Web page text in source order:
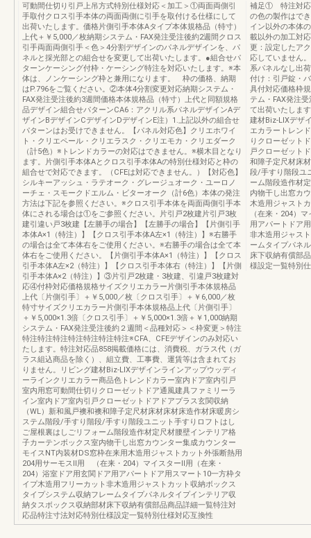
可動間仕切り引戸上吊方式特別仕様対応＜加工＞①両面両側引
手取付クロス引手本体の両面両側に引手を取付ける仕様にして
出荷いたします。価格片側引手本体Aタイプ本体規格品（特寸）
上代＋￥5,000／枚納期システム・FAX発注受注後約2週間クロス
引手両面両側引手＜色＞4分割デザインのパネルデザインを、パ
ネルと採光部との組合せを変更して出荷いたします。●組合せパ
ターンケーシング付枠・ケーシング特注を対応いたします。※本
体は、ノンケーシング枠と兼用になります。 枠の価格、納期
はP.796をご覧ください。②本体4分割変更対応納期システム・
FAX発注受注後約3週間価格本体規格品（特寸）上代と同額規格
品デザイン組合せパターンCA6：アクリル系パネルデザインAデ
ザインBデザインCデザインDデザインE注）1.上記以外の組合せ
パターンはお受けできません。【パネル対応色】クリエホワイ
ト・クリエペール・クリエラスク・クリエモカ・クリエダーク
（計5色）※トレンドカラーの対応はできません。※横木目となり
ます。片側引手本体Aとクロス引手本体Aの特別仕様対応と枠の
組合せで対応できます。（CFEは対応できません。）【対応色】
シルキーアッシュ・ラテオーク・グレージュオーク・ユーロノ
ーチェ・スモークドエルム・ビターオーク（計6色）本体の発注
方法は下記を参照ください。※クロス引手本体を両面両側引手本
体にされる場合は①をご参照ください。片引戸2枚建片引戸3枚
建引違い戸3枚建【左勝手の場合】【左勝手の場合】【片側引手
本体A×1（特注）】【クロス引手本体A左×1（特注）】※右勝手
の場合は全て本体右をご使用ください。※右勝手の場合は全て本
体右をご使用ください。【片側引手本体A×1（特注）】【クロス
引手本体A左×2（特注）】【クロス引手本体右（特注）】【片側
引手本体A×2（特注）】③片引戸2枚建・3枚建、引違戸3枚建対
応④付枠対応価格規格サイズクリエカラー片側引手本体規格品
上代〔片側引手〕＋￥5,000／枚〔クロス引手〕＋￥6,000／枚
特寸サイズクリエカラー片側引手本体規格品上代〔片側引手〕
＋￥5,000×1.3倍〔クロス引手〕＋￥5,000×1.3倍＋￥1,000納期
システム・FAX発注受注後約２週間＜品種対応＞＜枠変更＞特注
特注特注特注特注特注特注特注※CFA、CFEデザインのみ対応い
たします。特注対応品858掲載価格には、消費税、ガラス代（ガ
ラス組込商品を除く）、組立費、工事費、運賃等は含まれてお
りません。リビング建材Biz-LIXデザインラインアップウッディ
ーラインクリエカラー商品色トレンドカラー室内ドア室内引戸
室内用窓可動間仕切りクローゼットドア通風建具ファミリーラ
イン室内ドア室内引戸クローゼットドアドアプラス玄関収納
（WL）新和風戸襖和襖和障子定尺材床材床材床造作材床暖房シ
ステム階段/手すり階段/手すり階段ユニット手すりロフトはし
ご屋根裏はしごリフォーム階段造作材定尺材腰壁インテリア格
子カーテンボックス室内物干し出窓カウンター集成カウンター
モイスNT内装材DS窓枠在来用木造用ジャストカット外張断熱用
204用サーモスⅡ用 （在来・204）マイスターⅡ用（在来・
204）浴室ドア用玄関ドア用アパートドア用スマート10一方枠タ
イプ木造用フリーカット非木造用ジャストカット収納ボックス
タイプシステム収納フレームタイプパネルタイプインテリア収
納タスボックス収納部材床下収納有償部品商品詳細一覧特注対
応品特注寸法対応特別仕様設定一覧特別仕様対応互換性
補足① 特注対応
の色の製作はで
イン以外の本体
載以外の加工対
更：設定したア
応していません
系パネルなし出
付け：引戸錠・
具付対応価格枠
テム・FAX発注
て出荷いたしま
建材Biz-LIXデザ
エカラートレン
りクローゼット
戸クローゼット
和障子定尺材床
段/手すり階段ユ
ーム階段造作材
内物干し出窓カ
木造用ジャスト
（在来・204）
用アパートドア
非木造用ジャス
ームタイプパネ
床下収納有償部
様設定一覧特別